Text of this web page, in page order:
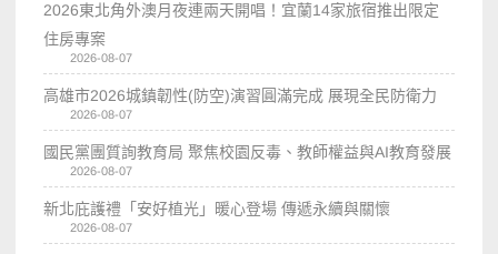
2026東北角外澳月夜連兩天開唱！宜蘭14家旅宿推出限定
住房專案
2026-08-07
高雄市2026城鎮韌性(防空)演習圓滿完成 展現全民防衛力
2026-08-07
國民黨團質詢教育局 聚焦校園反毒、教師權益與AI教育發展
2026-08-07
新北庇護禮「安好植光」暖心登場 傳遞永續與關懷
2026-08-07